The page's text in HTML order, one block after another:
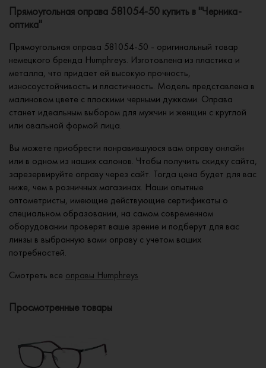
Прямоугольная оправа 581054-50 купить в "Черника-
оптика"
Прямоугольная оправа 581054-50 - оригинальный товар
немецкого бренда Humphreys. Изготовлена из пластика и
металла, что придает ей высокую прочность,
износоустойчивость и пластичность. Модель представлена в
малиновом цвете с плоскими черными дужками. Оправа
станет идеальным выбором для мужчин и женщин с круглой
или овальной формой лица.
Вы можете приобрести понравившуюся вам оправу онлайн
или в одном из наших салонов. Чтобы получить скидку сайта,
зарезервируйте оправу через сайт. Тогда цена будет для вас
ниже, чем в розничных магазинах. Наши опытные
оптометристы, имеющие действующие сертификаты о
специальном образовании, на самом современном
оборудовании проверят ваше зрение и подберут для вас
линзы в выбранную вами оправу с учетом ваших
потребностей.
Смотреть все оправы Humphreys
Просмотренные товары